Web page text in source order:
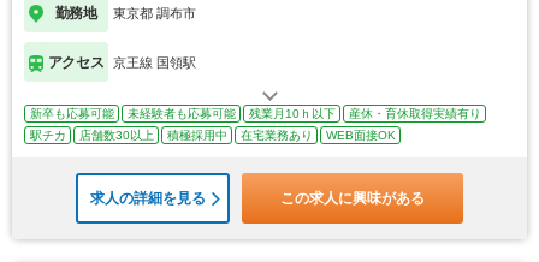
勤務地 東京都 調布市
アクセス 京王線 国領駅
新卒も応募可能 未経験者も応募可能 残業月10ｈ以下
産休・育休取得実績有り
駅チカ
店舗数30以上 積極採用中 在宅業務あり WEB面接OK
求人の詳細を見る この求人に興味がある